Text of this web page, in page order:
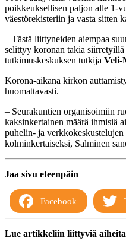
poikkeuksellisen paljon alle 1-
väestörekisteriin ja vasta sitten
– Tästä liittyneiden aiempaa
selittyy koronan takia
tutkimuskeskuksen tutkija Veli-
Korona-aikana kirkon
huomattavasti.
– Seurakuntien organisoimiin
kaksinkertainen määrä ihmisiä
puhelin- ja verkkokeskustelujen
kolminkertaiseksi, Salminen
Jaa sivu eteenpäin
Facebook
Lue artikkeliin liittyviä aiheita